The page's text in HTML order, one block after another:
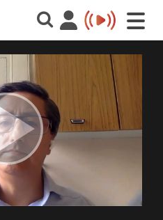
Toggle